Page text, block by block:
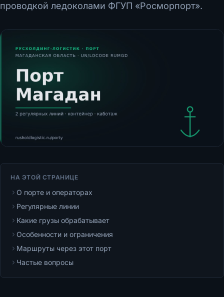
проводкой ледоколами ФГУП «Росморпорт».
НА ЭТОЙ СТРАНИЦЕ
О порте и операторах
Регулярные линии
Какие грузы обрабатывает
Особенности и ограничения
Маршруты через этот порт
Частые вопросы